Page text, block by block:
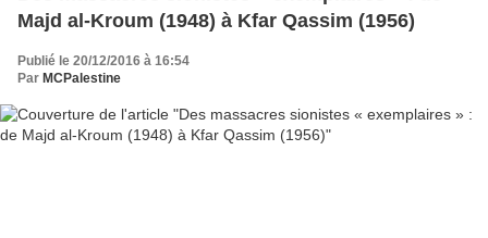
Majd al-Kroum (1948) à Kfar Qassim (1956)
Publié le 20/12/2016 à 16:54
Par MCPalestine